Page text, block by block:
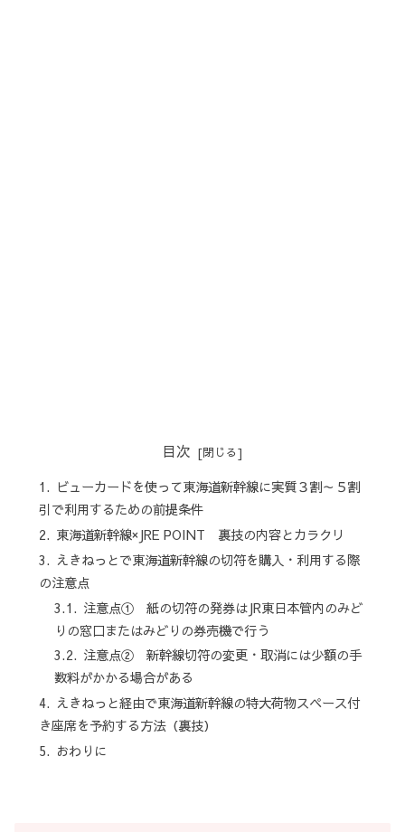
目次
ビューカードを使って東海道新幹線に実質３割～５割
引で利用するための前提条件
東海道新幹線×JRE POINT 裏技の内容とカラクリ
えきねっとで東海道新幹線の切符を購入・利用する際
の注意点
注意点① 紙の切符の発券はJR東日本管内のみど
りの窓口またはみどりの券売機で行う
注意点② 新幹線切符の変更・取消には少額の手
数料がかかる場合がある
えきねっと経由で東海道新幹線の特大荷物スペース付
き座席を予約する方法（裏技）
おわりに